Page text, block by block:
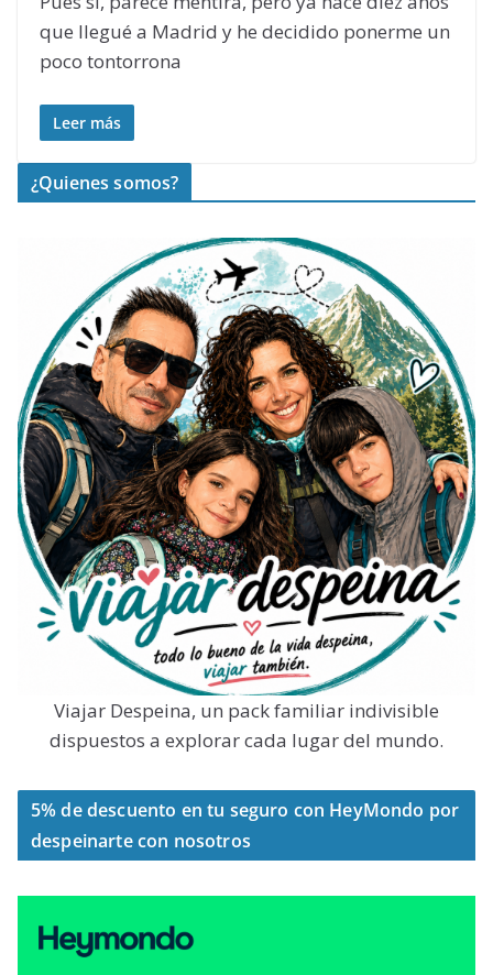
que llegué a Madrid y he decidido ponerme un
poco tontorrona
Leer más
¿Quienes somos?
Viajar Despeina, un pack familiar indivisible
dispuestos a explorar cada lugar del mundo.
5% de descuento en tu seguro con HeyMondo por
despeinarte con nosotros